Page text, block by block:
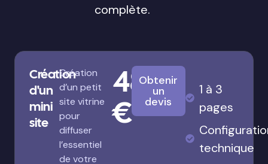
complète.
Création
d'un
mini
site
Création
d’un petit
site vitrine
pour
diffuser
l’essentiel
de votre
480
€
Obtenir
un
devis
1 à 3
pages
technique